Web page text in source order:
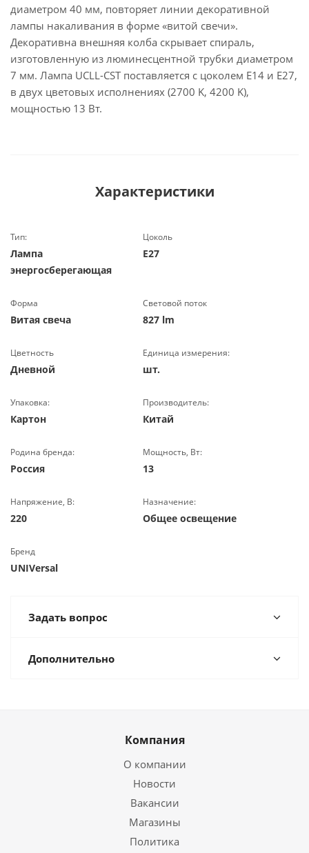
диаметром 40 мм, повторяет линии декоративной
лампы накаливания в форме «витой свечи».
Декоративна внешняя колба скрывает спираль,
изготовленную из люминесцентной трубки диаметром
7 мм. Лампа UCLL-CSТ поставляется с цоколем Е14 и E27,
в двух цветовых исполнениях (2700 K, 4200 K),
мощностью 13 Вт.
Характеристики
Тип:
Лампа
энергосберегающая
Цоколь
Е27
Форма
Витая свеча
Световой поток
827 lm
Цветность
Дневной
Единица измерения:
шт.
Упаковка:
Картон
Производитель:
Китай
Родина бренда:
Россия
Мощность, Вт:
13
Напряжение, В:
220
Назначение:
Общее освещение
Бренд
UNIVersal
Задать вопрос
Дополнительно
Компания
О компании
Новости
Вакансии
Магазины
Политика